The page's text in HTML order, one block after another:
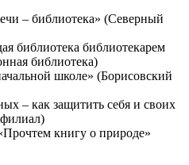
– библиотека» (Северный
библиотека библиотекарем
библиотека)
школе» (Борисовский
– как защитить себя и своих
книгу о природе»